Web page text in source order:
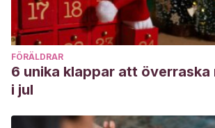
FÖRÄLDRAR
6 unika klappar att överraska
i jul